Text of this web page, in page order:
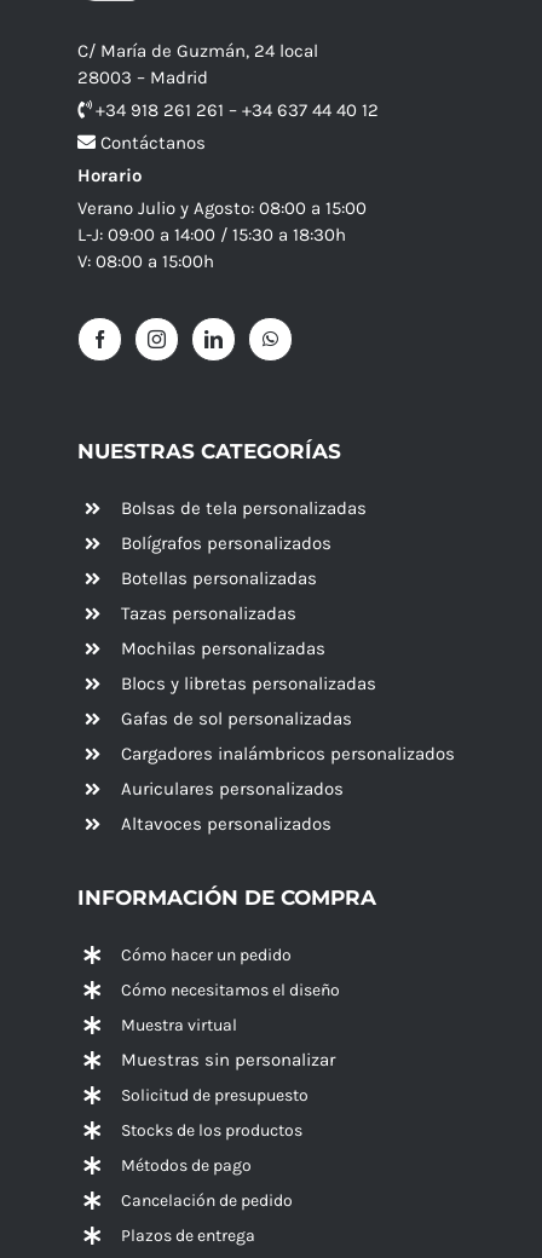
C/ María de Guzmán, 24 local
28003 – Madrid
+34 918 261 261 – +34 637 44 40 12
Contáctanos
Horario
Verano Julio y Agosto: 08:00 a 15:00
L-J: 09:00 a 14:00 / 15:30 a 18:30h
V: 08:00 a 15:00h
NUESTRAS CATEGORÍAS
Bolsas de tela personalizadas
Bolígrafos personalizados
Botellas personalizadas
Tazas personalizadas
Mochilas personalizadas
Blocs y libretas personalizadas
Gafas de sol personalizadas
Cargadores inalámbricos personalizados
Auriculares personalizados
Altavoces personalizados
INFORMACIÓN DE COMPRA
Cómo hacer un pedido
Cómo necesitamos el diseño
Muestra virtual
Muestras sin personalizar
Solicitud de presupuesto
Stocks de los productos
Métodos de pago
Cancelación de pedido
Plazos de entrega